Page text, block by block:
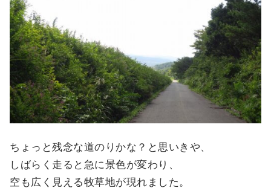
ちょっと残念な道のりかな？と思いきや、
しばらく走ると急に景色が変わり、
空も広く見える牧草地が現れました。